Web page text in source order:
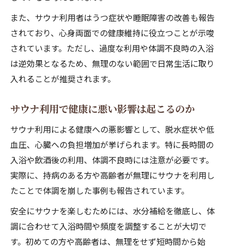
また、サウナ利用者はうつ症状や睡眠障害の改善も報告
されており、心身両面での健康維持に役立つことが示唆
されています。ただし、過度な利用や体調不良時の入浴
は逆効果となるため、無理のない範囲で日常生活に取り
入れることが推奨されます。
サウナ利用で健康に悪い影響は起こるのか
サウナ利用による健康への悪影響として、脱水症状や低
血圧、心臓への負担増加が挙げられます。特に長時間の
入浴や飲酒後の利用、体調不良時には注意が必要です。
実際に、持病のある方や高齢者が無理にサウナを利用し
たことで体調を崩した事例も報告されています。
安全にサウナを楽しむためには、水分補給を徹底し、体
調に合わせて入浴時間や頻度を調整することが大切で
す。初めての方や高齢者は、無理をせず短時間から始